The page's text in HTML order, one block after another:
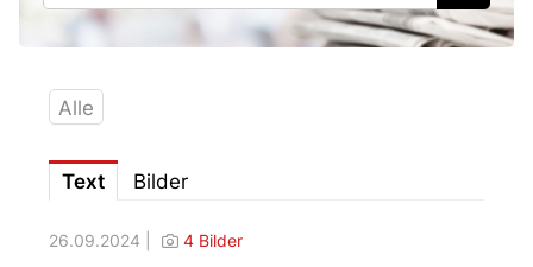
PENNY
BIPA
Downloads
Fotos – Vorstand
Alle
Text Bilder
26.09.2024 | 4 Bilder